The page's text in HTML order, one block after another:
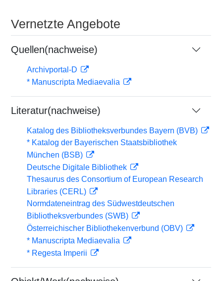
Vernetzte Angebote
Quellen(nachweise)
Archivportal-D
* Manuscripta Mediaevalia
Literatur(nachweise)
Katalog des Bibliotheksverbundes Bayern (BVB)
* Katalog der Bayerischen Staatsbibliothek
München (BSB)
Deutsche Digitale Bibliothek
Thesaurus des Consortium of European Research
Libraries (CERL)
Normdateneintrag des Südwestdeutschen
Bibliotheksverbundes (SWB)
Österreichischer Bibliothekenverbund (OBV)
* Manuscripta Mediaevalia
* Regesta Imperii